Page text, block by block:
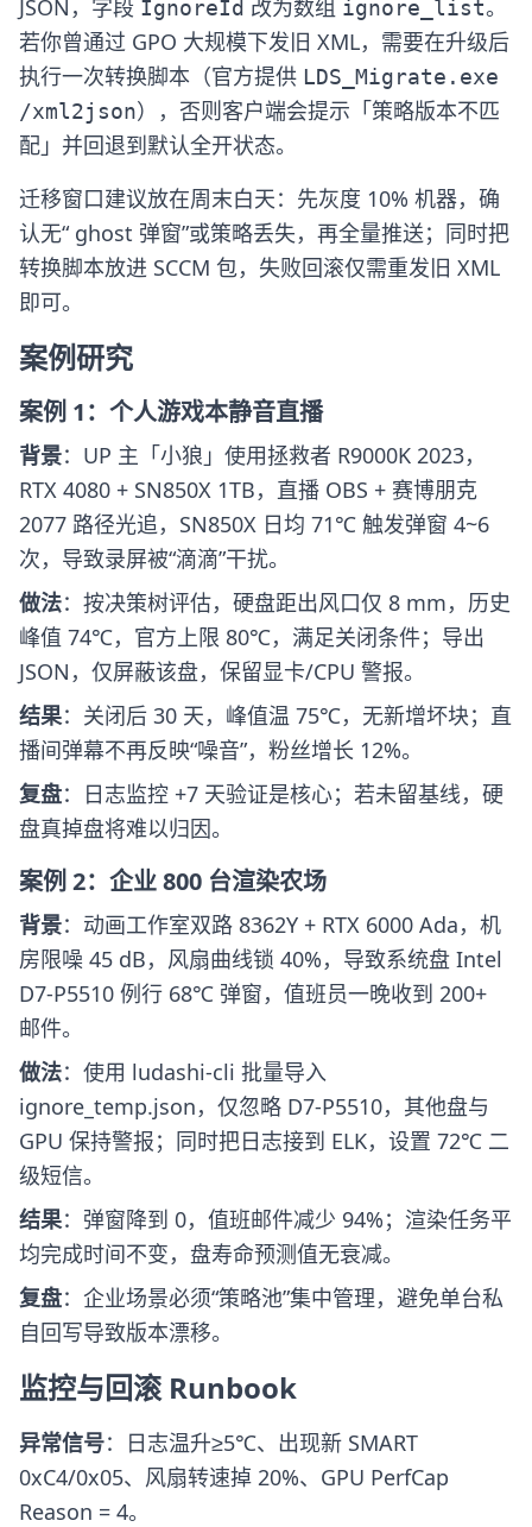
JSON，字段 IgnoreId 改为数组 ignore_list。
若你曾通过 GPO 大规模下发旧 XML，需要在升级后
执行一次转换脚本（官方提供 LDS_Migrate.exe
/xml2json），否则客户端会提示「策略版本不匹
配」并回退到默认全开状态。
迁移窗口建议放在周末白天：先灰度 10% 机器，确
认无“ ghost 弹窗”或策略丢失，再全量推送；同时把
转换脚本放进 SCCM 包，失败回滚仅需重发旧 XML
即可。
案例研究
案例 1：个人游戏本静音直播
背景：UP 主「小狼」使用拯救者 R9000K 2023，
RTX 4080 + SN850X 1TB，直播 OBS + 赛博朋克
2077 路径光追，SN850X 日均 71℃ 触发弹窗 4~6
次，导致录屏被“滴滴”干扰。
做法：按决策树评估，硬盘距出风口仅 8 mm，历史
峰值 74℃，官方上限 80℃，满足关闭条件；导出
JSON，仅屏蔽该盘，保留显卡/CPU 警报。
结果：关闭后 30 天，峰值温 75℃，无新增坏块；直
播间弹幕不再反映“噪音”，粉丝增长 12%。
复盘：日志监控 +7 天验证是核心；若未留基线，硬
盘真掉盘将难以归因。
案例 2：企业 800 台渲染农场
背景：动画工作室双路 8362Y + RTX 6000 Ada，机
房限噪 45 dB，风扇曲线锁 40%，导致系统盘 Intel
D7-P5510 例行 68℃ 弹窗，值班员一晚收到 200+
邮件。
做法：使用 ludashi-cli 批量导入
ignore_temp.json，仅忽略 D7-P5510，其他盘与
GPU 保持警报；同时把日志接到 ELK，设置 72℃ 二
级短信。
结果：弹窗降到 0，值班邮件减少 94%；渲染任务平
均完成时间不变，盘寿命预测值无衰减。
复盘：企业场景必须“策略池”集中管理，避免单台私
自回写导致版本漂移。
监控与回滚 Runbook
异常信号：日志温升≥5℃、出现新 SMART
0xC4/0x05、风扇转速掉 20%、GPU PerfCap
Reason = 4。